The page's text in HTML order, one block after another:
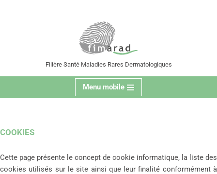
Filière Santé Maladies Rares Dermatologiques
Menu mobile
COOKIES
Cette page présente le concept de cookie informatique, la liste des
cookies utilisés sur le site ainsi que leur finalité conformément à